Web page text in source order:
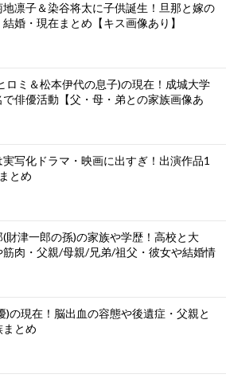
地凛子＆染谷将太に子供誕生！旦那と嫁の
婚・現在まとめ【キス画像あり】
ロミ＆松本伊代の息子)の現在！成城大学
俳優活動【父・母・弟との家族画像あ
実写化ドラマ・映画に出すぎ！出演作品1
とめ
(財津一郎の孫)の家族や学歴！高校と大
筋肉・父親/母親/兄弟/祖父・彼女や結婚情
)の現在！脳出血の容態や後遺症・父親と
まとめ